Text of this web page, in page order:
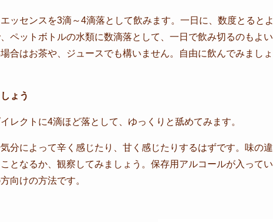
ッセンスを3滴～4滴落として飲みます。一日に、数度とるとよ
ペットボトルの水類に数滴落として、一日で飲み切るのもよい
合はお茶や、ジュースでも構いません。自由に飲んでみましょ
ょう
レクトに4滴ほど落として、ゆっくりと舐めてみます。
分によって辛く感じたり、甘く感じたりするはずです。味の違
となるか、観察してみましょう。保存用アルコールが入ってい
向けの方法です。